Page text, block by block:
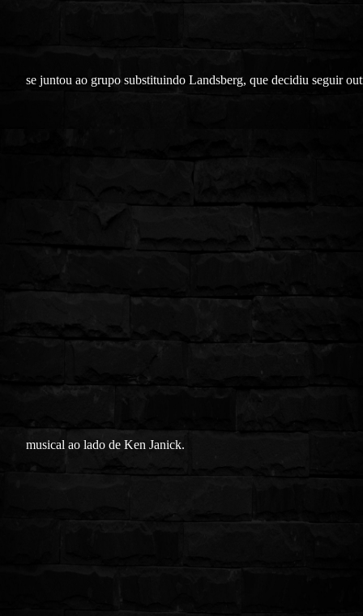
se juntou ao grupo substituindo Landsberg, que decidiu seguir
musical ao lado de Ken Janick.